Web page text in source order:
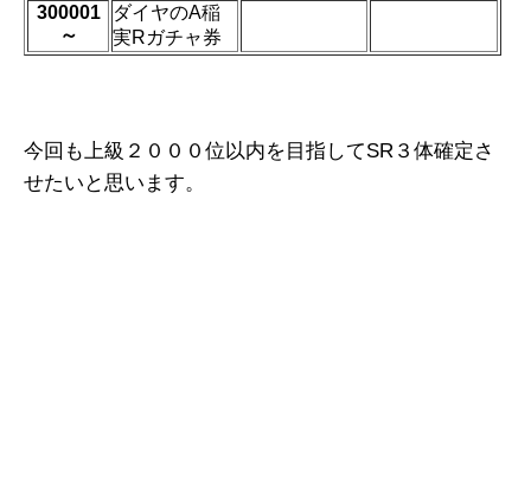
300001
～
ダイヤのA稲
実Rガチャ券
今回も上級２０００位以内を目指してSR３体確定さ
せたいと思います。